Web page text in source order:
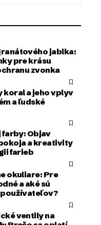
jablka:
pre krásu
zvonka
koral a jeho vplyv
a ľudské
Objav
a kreativity
farieb
okuliare: Pre
a aké sú
ventily na